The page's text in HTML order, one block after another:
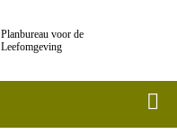
Planbureau voor de
Leefomgeving